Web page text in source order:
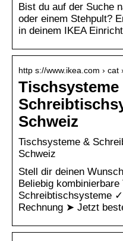
Bist du auf der Suche
oder einem Stehpult?
in deinem IKEA
http s://www.ikea.com › cat
Tischsysteme
Schweiz
Tischsysteme &
Schweiz
Stell dir deinen
Beliebig kombinierbare
Schreibtischsysteme
Rechnung ➤ Jetzt